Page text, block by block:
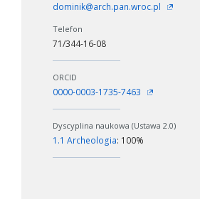
dominik@arch.pan.wroc.pl
Telefon
71/344-16-08
ORCID
0000-0003-1735-7463
Dyscyplina naukowa (Ustawa 2.0)
1.1 Archeologia: 100%